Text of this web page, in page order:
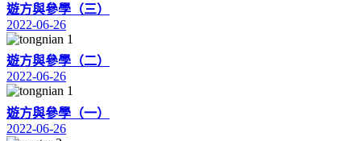
遊方與參學（三）
2022-06-26
遊方與參學（二）
2022-06-26
遊方與參學（一）
2022-06-26